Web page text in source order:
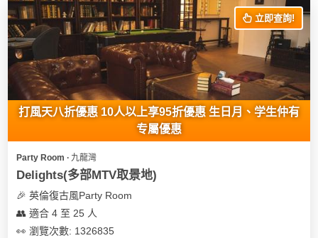
立即查詢!
打風天八折優惠 10人以上享95折優惠 生日月、学生仲有
专屬優惠
Party Room ∙ 九龍灣
Delights(多部MTV取景地)
🎉 英倫復古風Party Room
👥 適合 4 至 25 人
👀 瀏覽次數: 1326835